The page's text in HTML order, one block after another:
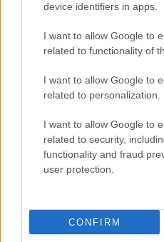
device identifiers in apps.
I want to allow Google to
related to functionality of
I want to allow Google to
related to personalization.
I want to allow Google to
related to security,
functionality and fraud
user protection.
CONFIRM
respiratorie
Beatrice Bonaventura · 9 Ago 2026